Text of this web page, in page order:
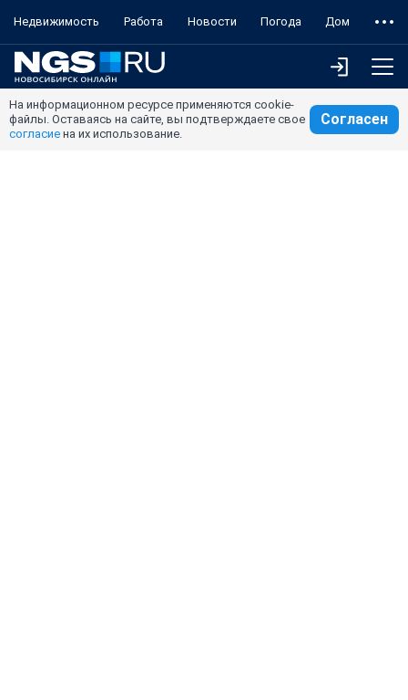
Недвижимость Работа Новости Погода Дом
На информационном ресурсе применяются cookie-
файлы. Оставаясь на сайте, вы подтверждаете свое
согласие на их использование.
Согласен